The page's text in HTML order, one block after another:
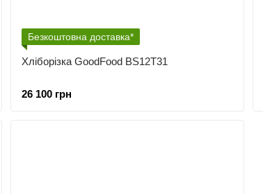
Безкоштовна доставка*
Хліборізка GoodFood BS12T31
26 100 грн